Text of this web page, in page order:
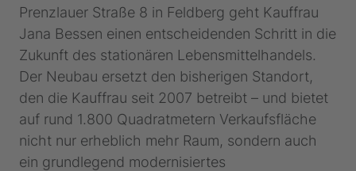
Prenzlauer Straße 8 in Feldberg geht Kauffrau
Jana Bessen einen entscheidenden Schritt in die
Zukunft des stationären Lebensmittelhandels.
Der Neubau ersetzt den bisherigen Standort,
den die Kauffrau seit 2007 betreibt – und bietet
auf rund 1.800 Quadratmetern Verkaufsfläche
nicht nur erheblich mehr Raum, sondern auch
ein grundlegend modernisiertes